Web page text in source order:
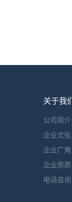
关于我们
公司简介
企业文化
企业广角
企业资质
电话咨询